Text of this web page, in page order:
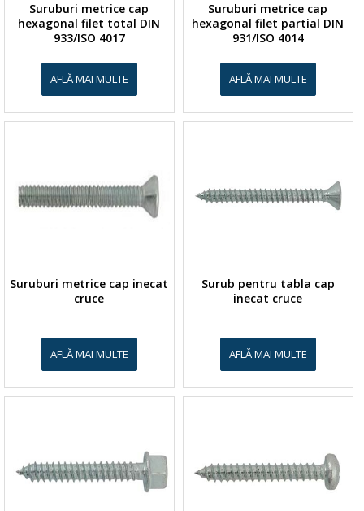
Suruburi metrice cap
hexagonal filet total DIN
933/ISO 4017
AFLĂ MAI MULTE
Suruburi metrice cap
hexagonal filet partial DIN
931/ISO 4014
AFLĂ MAI MULTE
Suruburi metrice cap inecat
cruce
AFLĂ MAI MULTE
Surub pentru tabla cap
inecat cruce
AFLĂ MAI MULTE